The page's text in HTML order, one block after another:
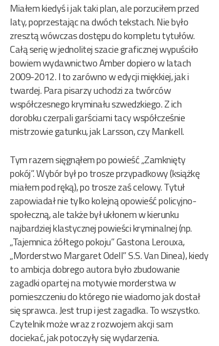
Miałem kiedyś i jak taki plan, ale porzuciłem przed
laty, poprzestając na dwóch tekstach. Nie było
zresztą wówczas dostępu do kompletu tytułów.
Całą serię w jednolitej szacie graficznej wypuściło
bowiem wydawnictwo Amber dopiero w latach
2009-2012. I to zarówno w edycji miękkiej, jak i
twardej. Para pisarzy uchodzi za twórców
współczesnego kryminału szwedzkiego. Z ich
dorobku czerpali garściami tacy współcześnie
mistrzowie gatunku, jak Larsson, czy Mankell.
Tym razem sięgnąłem po powieść „Zamknięty
pokój”. Wybór był po trosze przypadkowy (książkę
miałem pod ręką), po trosze zaś celowy. Tytuł
zapowiadał nie tylko kolejną opowieść policyjno-
społeczną, ale także był ukłonem w kierunku
najbardziej klastycznej powieści kryminalnej (np.
„Tajemnica żółtego pokoju” Gastona Lerouxa,
„Morderstwo Margaret Odell” S.S. Van Dinea), kiedy
to ambicja dobrego autora było zbudowanie
zagadki opartej na motywie morderstwa w
pomieszczeniu do którego nie wiadomo jak dostał
się sprawca. Jest trup i jest zagadka. To wszystko.
Czytelnik może wraz z rozwojem akcji sam
dociekać, jak potoczyły się wydarzenia.